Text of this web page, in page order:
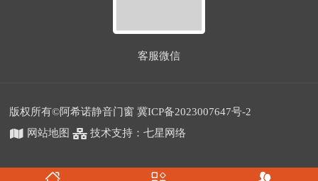
客服微信
版权所有©阿希诺静音门窗冀ICP备2023007647号-2
网站地图
技术支持：七星网络